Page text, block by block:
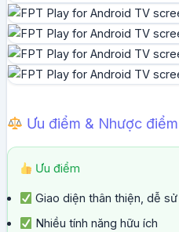
Ưu điểm & Nhược điểm
Ưu điểm
Giao diện thân thiện, dễ
Nhiều tính năng hữu ích